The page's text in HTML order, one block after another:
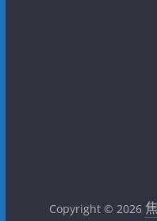
Copyright © 2026